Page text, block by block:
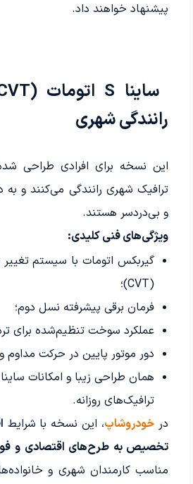
پیشنهاد خواهند داد.
ساینا S اتومات (CVT)
رانندگی شهری
این نسخه برای افرادی طراحی
ترافیک شهری رانندگی می‌کنند و
و بی‌دردسر هستند.
ویژگی‌های فنی کلیدی:
گیربکس اتومات با سیستم
(CVT)؛
فرمان برقی پیشرفته نسل دوم؛
عملکرد سوخت تنظیم‌شده برای
دور موتور پایین در حرکت
ترافیک‌های روزانه.
در خودرو‌شاپ، این نسخه با شرایط
تخصیص به طرح‌های اقتصادی و
مناسب کارمندان شهری و